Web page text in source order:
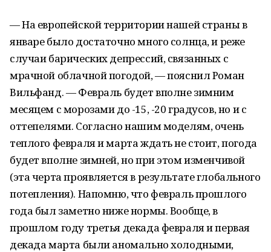
— На европейской территории нашей страны в
январе было достаточно много солнца, и реже
случаи барических депрессий, связанных с
мрачной облачной погодой, — пояснил Роман
Вильфанд. — Февраль будет вполне зимним
месяцем с морозами до -15, -20 градусов, но и с
оттепелями. Согласно нашим моделям, очень
теплого февраля и марта ждать не стоит, погода
будет вполне зимней, но при этом изменчивой
(эта черта проявляется в результате глобального
потепления). Напомню, что февраль прошлого
года был заметно ниже нормы. Вообще, в
прошлом году третья декада февраля и первая
декада марта были аномально холодными,